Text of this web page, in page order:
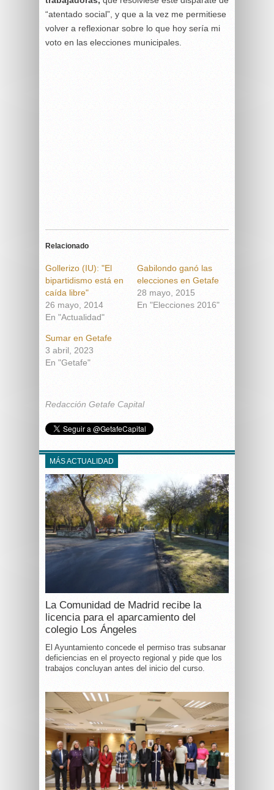
“atentado social”, y que a la vez me permitiese
volver a reflexionar sobre lo que hoy sería mi
voto en las elecciones municipales.
Relacionado
Gollerizo (IU): "El
bipartidismo está en
caída libre"
26 mayo, 2014
En "Actualidad"
Gabilondo ganó las
elecciones en Getafe
28 mayo, 2015
En "Elecciones 2016"
Sumar en Getafe
3 abril, 2023
En "Getafe"
Redacción Getafe Capital
MÁS ACTUALIDAD
La Comunidad de Madrid recibe la
licencia para el aparcamiento del
colegio Los Ángeles
El Ayuntamiento concede el permiso tras subsanar
deficiencias en el proyecto regional y pide que los
trabajos concluyan antes del inicio del curso.